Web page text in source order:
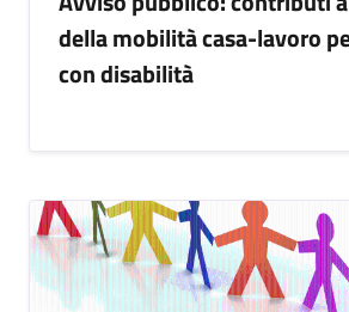
della mobilità casa-lavoro
con disabilità